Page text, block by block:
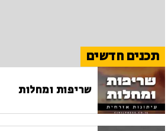
תכנים חדשים
שריפות ומחלות